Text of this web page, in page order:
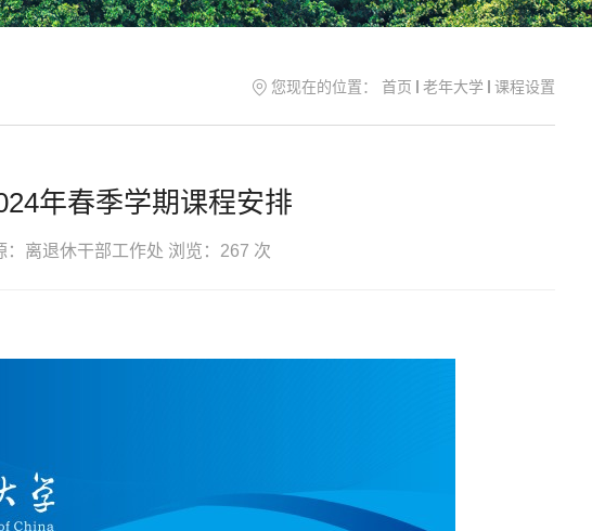
您现在的位置：首页 老年大学 课程设置
年春季学期课程安排
：离退休干部工作处 浏览： 267 次